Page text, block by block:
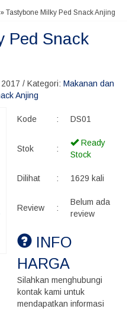
» Tastybone Milky Ped Snack Anjing
Ped Snack
/ Kategori: Makanan dan
Anjing
Kode : DS01
Stok :
Ready
Stock
Dilihat : 1629 kali
Review :
Belum ada
review
INFO
HARGA
Silahkan menghubungi
kontak kami untuk
mendapatkan informasi